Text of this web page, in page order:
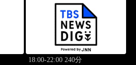
18:00-22:00 240分